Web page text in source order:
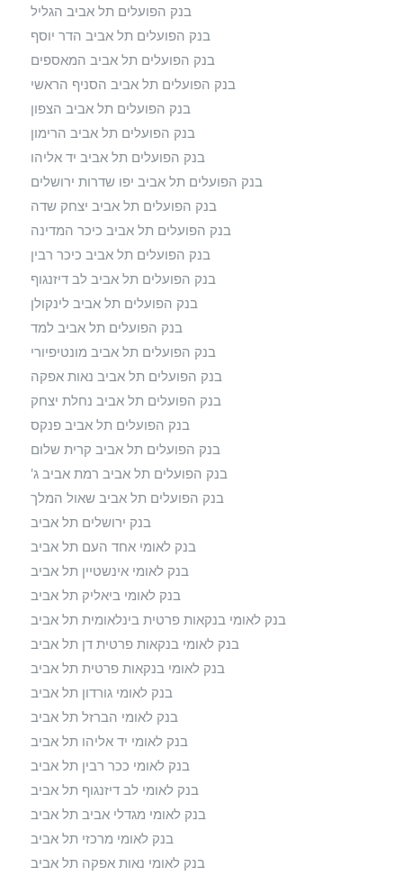
בנק הפועלים תל אביב הגליל
בנק הפועלים תל אביב הדר יוסף
בנק הפועלים תל אביב המאספים
בנק הפועלים תל אביב הסניף הראשי
בנק הפועלים תל אביב הצפון
בנק הפועלים תל אביב הרימון
בנק הפועלים תל אביב יד אליהו
בנק הפועלים תל אביב יפו שדרות ירושלים
בנק הפועלים תל אביב יצחק שדה
בנק הפועלים תל אביב כיכר המדינה
בנק הפועלים תל אביב כיכר רבין
בנק הפועלים תל אביב לב דיזנגוף
בנק הפועלים תל אביב לינקולן
בנק הפועלים תל אביב למד
בנק הפועלים תל אביב מונטיפיורי
בנק הפועלים תל אביב נאות אפקה
בנק הפועלים תל אביב נחלת יצחק
בנק הפועלים תל אביב פנקס
בנק הפועלים תל אביב קרית שלום
בנק הפועלים תל אביב רמת אביב ג'
בנק הפועלים תל אביב שאול המלך
בנק ירושלים תל אביב
בנק לאומי אחד העם תל אביב
בנק לאומי אינשטיין תל אביב
בנק לאומי ביאליק תל אביב
בנק לאומי בנקאות פרטית בינלאומית תל אביב
בנק לאומי בנקאות פרטית דן תל אביב
בנק לאומי בנקאות פרטית תל אביב
בנק לאומי גורדון תל אביב
בנק לאומי הברזל תל אביב
בנק לאומי יד אליהו תל אביב
בנק לאומי ככר רבין תל אביב
בנק לאומי לב דיזנגוף תל אביב
בנק לאומי מגדלי אביב תל אביב
בנק לאומי מרכזי תל אביב
בנק לאומי נאות אפקה תל אביב